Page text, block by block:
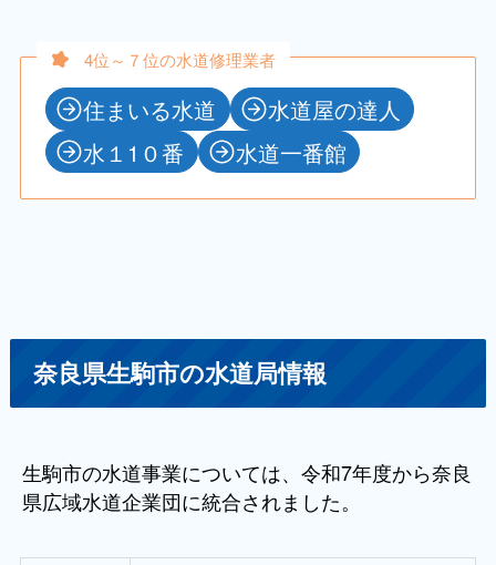
4位～７位の水道修理業者
住まいる水道
水道屋の達人
水１1０番
水道一番館
奈良県生駒市の水道局情報
生駒市の水道事業については、令和7年度から奈良
県広域水道企業団に統合されました。